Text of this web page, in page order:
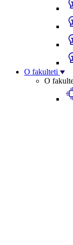
O fakulteti
O